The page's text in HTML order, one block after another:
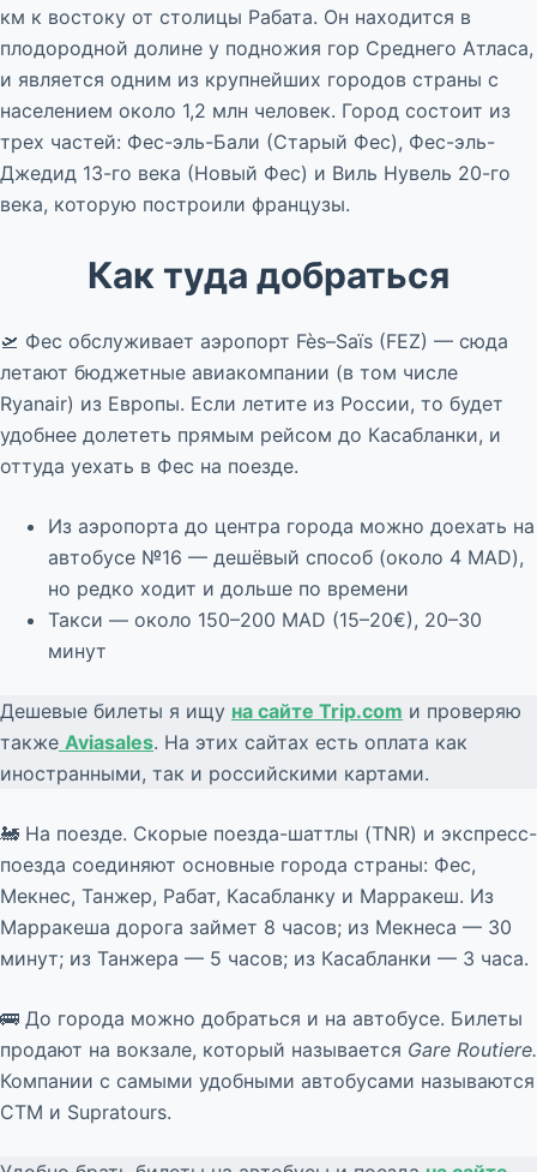
км к востоку от столицы Рабата. Он находится в
плодородной долине у подножия гор Среднего Атласа,
и является одним из крупнейших городов страны с
населением около 1,2 млн человек. Город состоит из
трех частей: Фес-эль-Бали (Старый Фес), Фес-эль-
Джедид 13-го века (Новый Фес) и Виль Нувель 20-го
века, которую построили французы.
Как туда добраться
🛫 Фес обслуживает аэропорт Fès–Saïs (FEZ) — сюда
летают бюджетные авиакомпании (в том числе
Ryanair) из Европы. Если летите из России, то будет
удобнее долететь прямым рейсом до Касабланки, и
оттуда уехать в Фес на поезде.
Из аэропорта до центра города можно доехать на
автобусе №16 — дешёвый способ (около 4 MAD),
но редко ходит и дольше по времени
Такси — около 150–200 MAD (15–20€), 20–30
минут
Дешевые билеты я ищу на сайте Trip.com и проверяю
также Aviasales. На этих сайтах есть оплата как
иностранными, так и российскими картами.
🚂 На поезде. Скорые поезда-шаттлы (TNR) и экспресс-
поезда соединяют основные города страны: Фес,
Мекнес, Танжер, Рабат, Касабланку и Марракеш. Из
Марракеша дорога займет 8 часов; из Мекнеса — 30
минут; из Танжера — 5 часов; из Касабланки — 3 часа.
🚌 До города можно добраться и на автобусе. Билеты
продают на вокзале, который называется Gare Routiere.
Компании с самыми удобными автобусами называются
CTM и Supratours.